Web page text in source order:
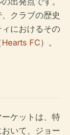
クラブの歴史
におけるその
Hearts FC）。
ケットは、特
いて、ジョー